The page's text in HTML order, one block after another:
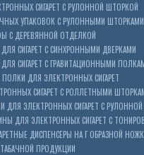
СИГАРЕТ С РУЛОННОЙ ШТОРКОЙ
УПАКОВОК С РУЛОННЫМИ ШТОРКАМИ.
С ДЕРЕВЯННОЙ ОТДЕЛКОЙ
СИГАРЕТ С СИНХРОННЫМИ ДВЕРКАМИ
СИГАРЕТ С ГРАВИТАЦИОННЫМИ
ДЛЯ ЭЛЕКТРОННЫХ СИГАРЕТ
СИГАРЕТ С РОЛЛЕТНЫМИ
ДЛЯ ЭЛЕКТРОННЫХ СИГАРЕТ С
ДЛЯ ЭЛЕКТРОННЫХ СИГАРЕТ С
ДИСПЕНСЕРЫ НА Г ОБРАЗНОЙ
ПРОДУКЦИИ